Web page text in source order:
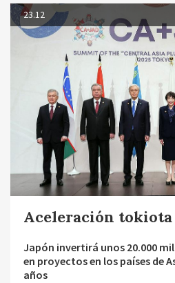
23.12
Aceleración tokiota
Japón invertirá unos 20.000
en proyectos en los países de
años